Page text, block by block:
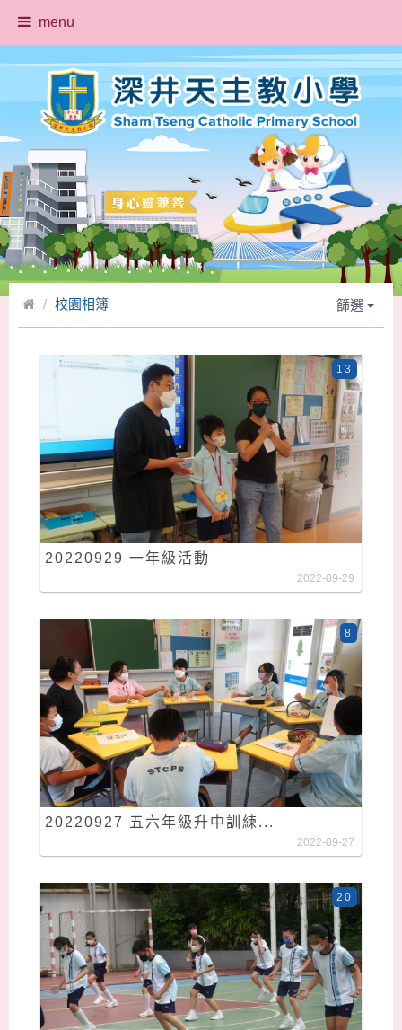
menu
校園相簿 篩選
20220929 一年級活動
13
2022-09-29
20220927 五六年級升中訓練...
8
2022-09-27
20